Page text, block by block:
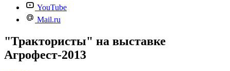
YouTube
Mail.ru
"Трактористы" на выставке
Агрофест-2013